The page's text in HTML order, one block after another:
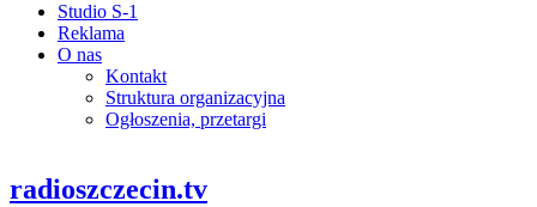
Studio S-1
Reklama
O nas
Kontakt
Struktura organizacyjna
Ogłoszenia, przetargi
radioszczecin.tv